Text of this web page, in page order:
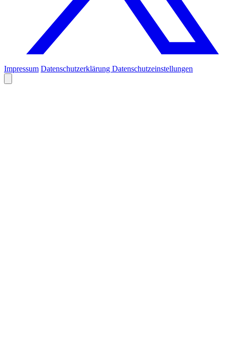
Impressum Datenschutzerklärung Datenschutzeinstellungen